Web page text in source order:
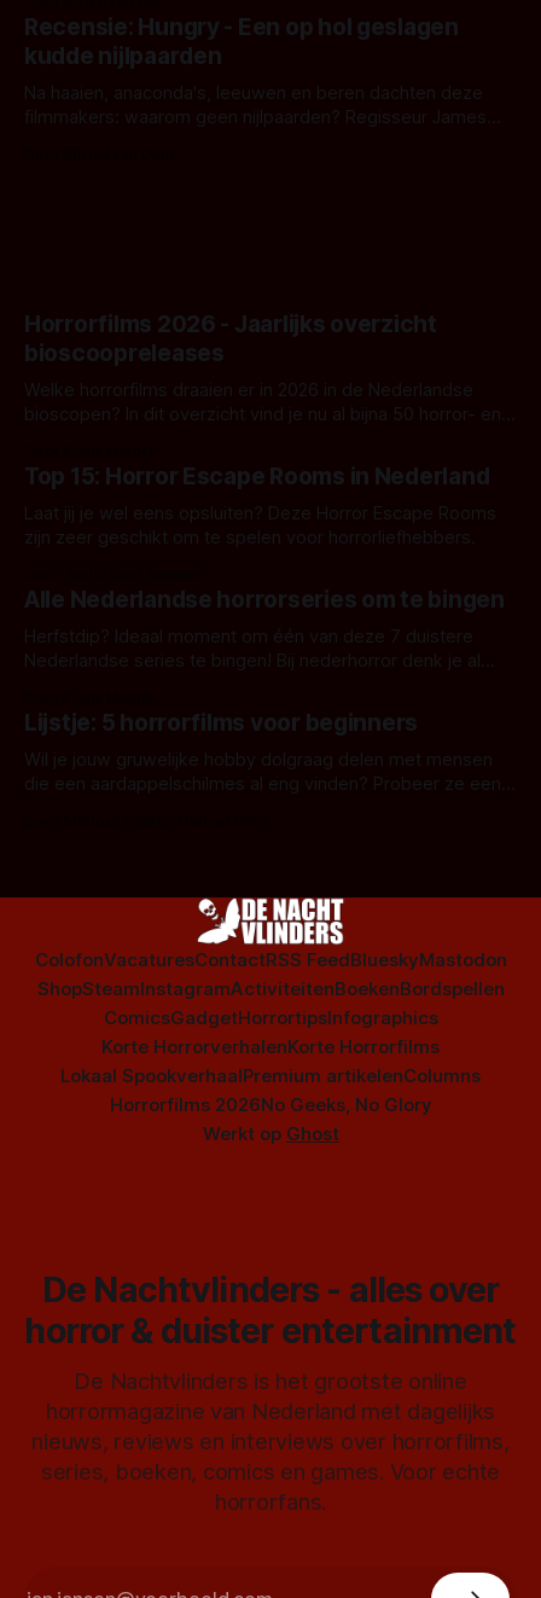
achtergrond, belooft iets kleurrijks maar onheilspellends,
iets ongrijpbaars. En dat maakt De Groen met ieder woord
waar.
Recensie: Hungry - Een op hol geslagen
kudde nijlpaarden
Na haaien, anaconda's, leeuwen en beren dachten deze
filmmakers: waarom geen nijlpaarden? Regisseur James
Horrorfilms 2026 - Jaarlijks overzicht
bioscoopreleases
Welke horrorfilms draaien er in 2026 in de Nederlandse
bioscopen? In dit overzicht vind je nu al bijna 50 horror- en
Top 15: Horror Escape Rooms in Nederland
Laat jij je wel eens opsluiten? Deze Horror Escape Rooms
zijn zeer geschikt om te spelen voor horrorliefhebbers.
Alle Nederlandse horrorseries om te bingen
Herfstdip? Ideaal moment om één van deze 7 duistere
Nederlandse series te bingen! Bij nederhorror denk je al
Amsterdamned of The Johnsons. Maar Nederlandse horror
is niet beperkt tot films. Hier een aantal Nederlandse tv-
series uit het duistere of horrorgenre. Als
Lijstje: 5 horrorfilms voor beginners
Wil je jouw gruwelijke hobby dolgraag delen met mensen
die een aardappelschilmes al eng vinden? Probeer ze eens
ColofonVacaturesContactRSS FeedBlueskyMastodon
ShopSteamInstagramActiviteitenBoekenBordspellen
ComicsGadgetHorrortipsInfographics
Korte HorrorverhalenKorte Horrorfilms
Lokaal SpookverhaalPremium artikelenColumns
Horrorfilms 2026No Geeks, No Glory
Werkt op Ghost
De Nachtvlinders - alles over
horror & duister entertainment
De Nachtvlinders is het grootste online
horrormagazine van Nederland met dagelijks
nieuws, reviews en interviews over horrorfilms,
series, boeken, comics en games. Voor echte
horrorfans.